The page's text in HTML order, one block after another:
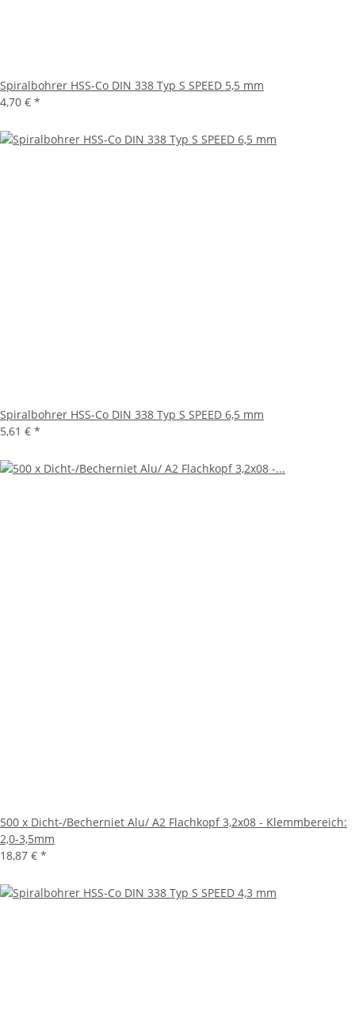
Spiralbohrer HSS-Co DIN 338 Typ S SPEED 5,5 mm
4,70 € *
Spiralbohrer HSS-Co DIN 338 Typ S SPEED 6,5 mm
5,61 € *
500 x Dicht-/Becherniet Alu/ A2 Flachkopf 3,2x08 - Klemmbereich:
2,0-3,5mm
18,87 € *